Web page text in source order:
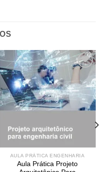
Add to
wishlist
AULA PRÁTICA ENGENHARIA
Aula Prática Projeto